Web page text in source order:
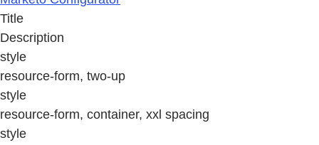
Title
Description
style
resource-form, two-up
style
resource-form, container, xxl spacing
style